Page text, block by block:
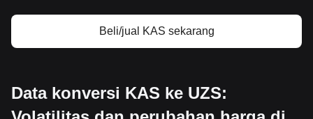
Beli/jual KAS sekarang
Data konversi KAS ke UZS: